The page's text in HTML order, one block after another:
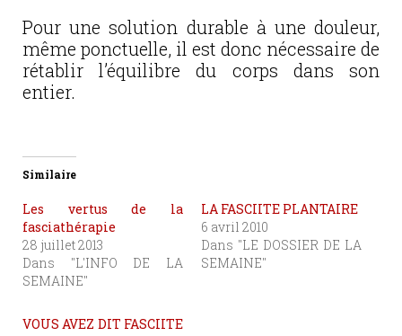
Pour une solution durable à une douleur,
même ponctuelle, il est donc nécessaire de
rétablir l’équilibre du corps dans son
entier.
Similaire
Les vertus de la
fasciathérapie
28 juillet 2013
Dans "L'INFO DE LA
SEMAINE"
LA FASCIITE PLANTAIRE
6 avril 2010
Dans "LE DOSSIER DE LA
SEMAINE"
VOUS AVEZ DIT FASCIITE